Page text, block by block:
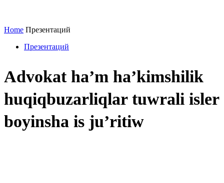
Home Презентаций
Презентаций
Advokat ha’m ha’kimshilik
huqiqbuzarliqlar tuwrali isler
boyinsha is ju’ritiw